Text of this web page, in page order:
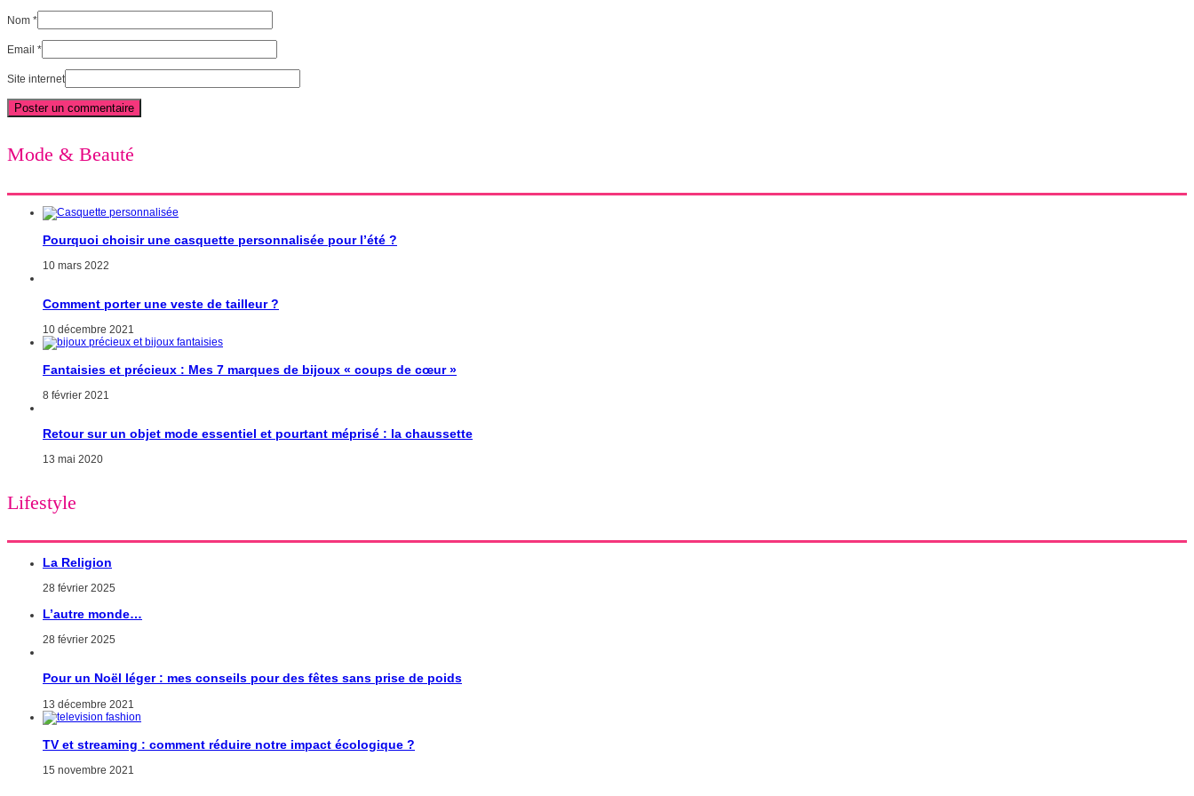
Nom *
Email *
Site internet
Mode & Beauté
Pourquoi choisir une casquette personnalisée pour l’été ?
10 mars 2022
Comment porter une veste de tailleur ?
10 décembre 2021
Fantaisies et précieux : Mes 7 marques de bijoux « coups de cœur »
8 février 2021
Retour sur un objet mode essentiel et pourtant méprisé : la chaussette
13 mai 2020
Lifestyle
La Religion
28 février 2025
L’autre monde…
28 février 2025
Pour un Noël léger : mes conseils pour des fêtes sans prise de poids
13 décembre 2021
TV et streaming : comment réduire notre impact écologique ?
15 novembre 2021